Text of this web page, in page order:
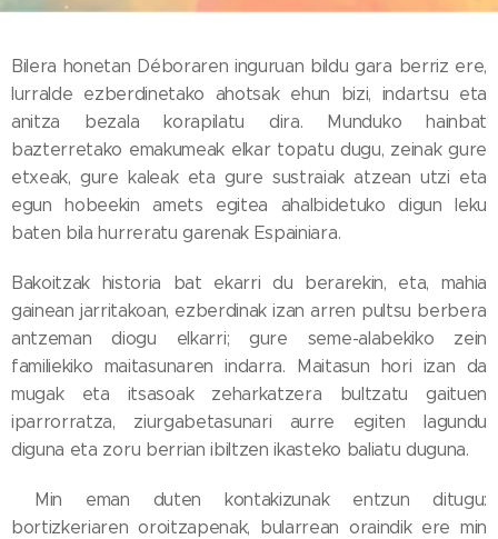
Bilera honetan Déboraren inguruan bildu gara berriz ere,
lurralde ezberdinetako ahotsak ehun bizi, indartsu eta
anitza bezala korapilatu dira. Munduko hainbat
bazterretako emakumeak elkar topatu dugu, zeinak gure
etxeak, gure kaleak eta gure sustraiak atzean utzi eta
egun hobeekin amets egitea ahalbidetuko digun leku
baten bila hurreratu garenak Espainiara.
Bakoitzak historia bat ekarri du berarekin, eta, mahia
gainean jarritakoan, ezberdinak izan arren pultsu berbera
antzeman diogu elkarri; gure seme-alabekiko zein
familiekiko maitasunaren indarra. Maitasun hori izan da
mugak eta itsasoak zeharkatzera bultzatu gaituen
iparrorratza, ziurgabetasunari aurre egiten lagundu
diguna eta zoru berrian ibiltzen ikasteko baliatu duguna.
Min eman duten kontakizunak entzun ditugu:
bortizkeriaren oroitzapenak, bularrean oraindik ere min